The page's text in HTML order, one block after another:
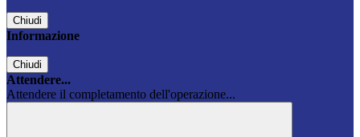
Chiudi
Informazione
Chiudi
Attendere...
Attendere il completamento dell'operazione...